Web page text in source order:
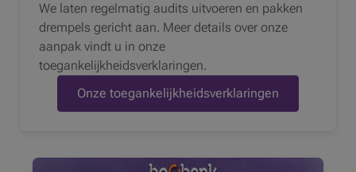
We laten regelmatig audits uitvoeren en pakken
drempels gericht aan. Meer details over onze
aanpak vindt u in onze
toegankelijkheidsverklaringen.
Onze toegankelijkheidsverklaringen